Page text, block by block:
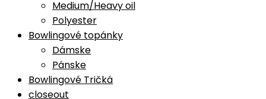
Medium/Heavy oil
Polyester
Bowlingové topánky
Dámske
Pánske
Bowlingové Tričká
closeout